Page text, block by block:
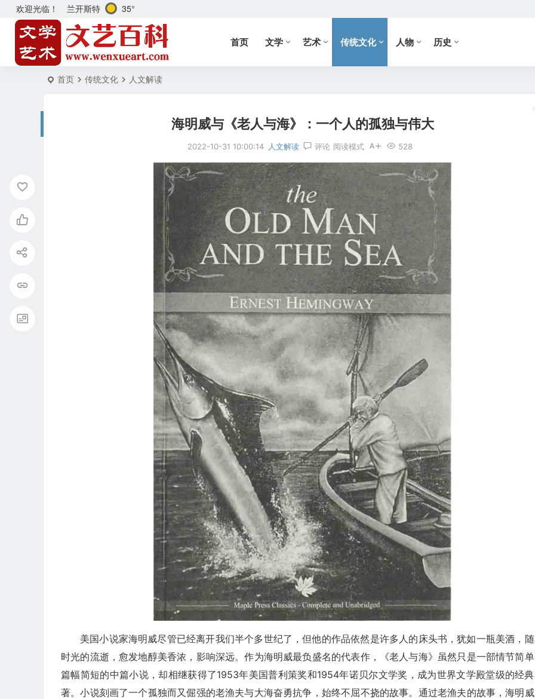
欢迎光临！ 兰开斯特 35°
首页 文学 艺术 传统文化 人物 历史
首页 传统文化 人文解读
海明威与《老人与海》：一个人的孤独与伟大
2022-10-31 10:00:14 人文解读 评论 528
阅读模式
美国小说家海明威尽管已经离开我们半个多世纪了，但他的作品依然是许多人的床头书，犹如一瓶美酒，
时光的流逝，愈发地醇美香浓，影响深远。作为海明威最负盛名的代表作，《老人与海》虽然只是一部情节简单
篇幅简短的中篇小说，却相继获得了1953年美国普利策奖和1954年诺贝尔文学奖，成为世界文学殿堂级的经
著。小说刻画了一个孤独而又倔强的老渔夫与大海奋勇抗争，始终不屈不挠的故事。通过老渔夫的故事，海明